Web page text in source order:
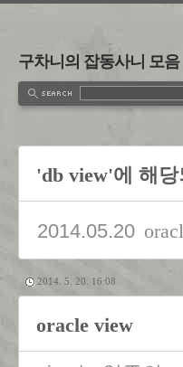
구차니의 잡동사니 모음
'db view'에 해당
2014.05.20
2014. 5. 20. 16:08
oracle view